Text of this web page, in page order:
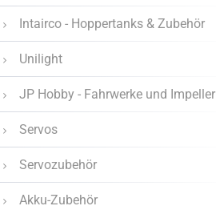
Intairco - Hoppertanks & Zubehör
Unilight
JP Hobby - Fahrwerke und Impeller
Servos
Servozubehör
Akku-Zubehör